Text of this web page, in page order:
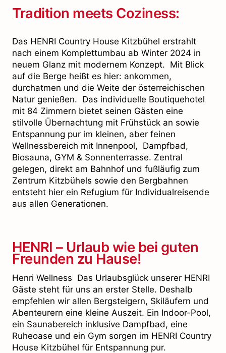
Tradition meets Coziness:
Das HENRI Country House Kitzbühel erstrahlt
nach einem Komplettumbau ab Winter 2024 in
neuem Glanz mit modernem Konzept. Mit Blick
auf die Berge heißt es hier: ankommen,
durchatmen und die Weite der österreichischen
Natur genießen. Das individuelle Boutiquehotel
mit 84 Zimmern bietet seinen Gästen eine
stilvolle Übernachtung mit Frühstück an sowie
Entspannung pur im kleinen, aber feinen
Wellnessbereich mit Innenpool, Dampfbad,
Biosauna, GYM & Sonnenterrasse. Zentral
gelegen, direkt am Bahnhof und fußläufig zum
Zentrum Kitzbühels sowie den Bergbahnen
entsteht hier ein Refugium für Individualreisende
aus allen Generationen.
HENRI – Urlaub wie bei guten
Freunden zu Hause!
Henri Wellness Das Urlaubsglück unserer HENRI
Gäste steht für uns an erster Stelle. Deshalb
empfehlen wir allen Bergsteigern, Skiläufern und
Abenteurern eine kleine Auszeit. Ein Indoor-Pool,
ein Saunabereich inklusive Dampfbad, eine
Ruheoase und ein Gym sorgen im HENRI Country
House Kitzbühel für Entspannung pur.